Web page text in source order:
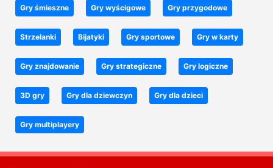
Gry śmieszne Gry wyścigowe Gry przygodowe
Strzelanki Bijatyki Gry sportowe Gry w karty
Gry znajdowanie Gry strategiczne Gry logiczne
3D gry Gry dla dziewczyn Gry dla dzieci
Gry multiplayery